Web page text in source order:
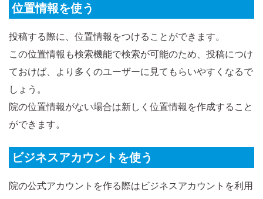
位置情報を使う
投稿する際に、位置情報をつけることができます。
この位置情報も検索機能で検索が可能のため、投稿につけ
ておけば、より多くのユーザーに見てもらいやすくなるで
しょう。
院の位置情報がない場合は新しく位置情報を作成すること
ができます。
ビジネスアカウントを使う
院の公式アカウントを作る際はビジネスアカウントを利用